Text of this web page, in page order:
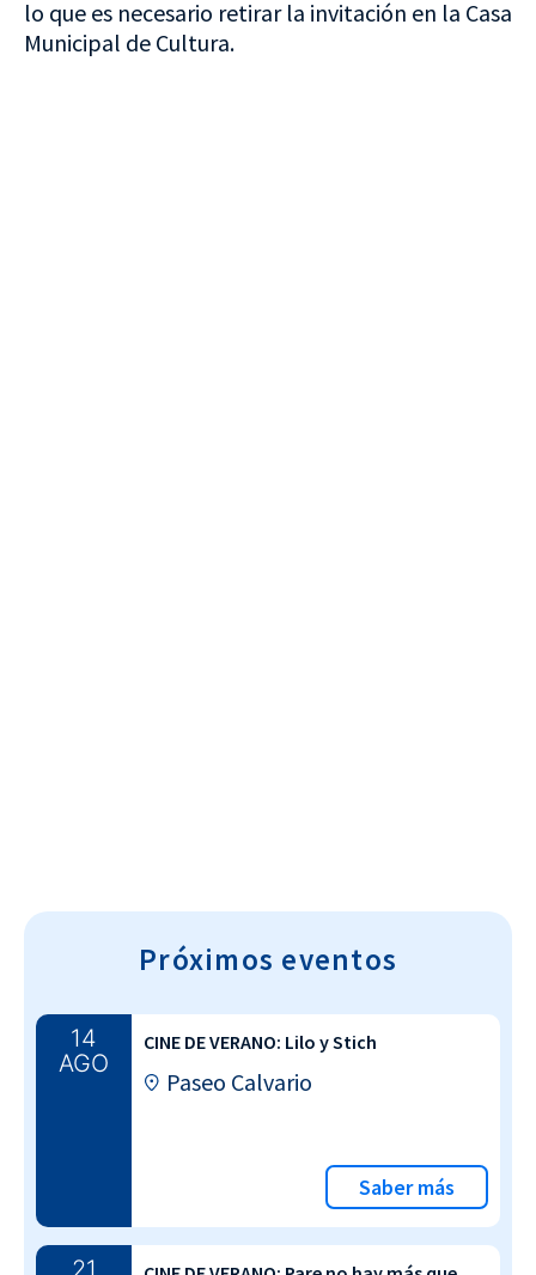
lo que es necesario retirar la invitación en la Casa
Municipal de Cultura.
Próximos eventos
14
AGO
CINE DE VERANO: Lilo y Stich
Paseo Calvario
Saber más
21